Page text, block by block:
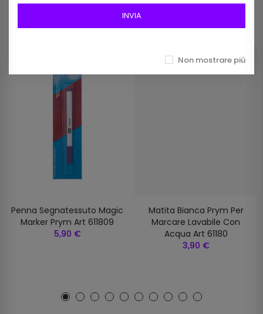
Prodotti della stessa categoria
Penna Segnatessuto Magic
Marker Prym Art 611809
5,90 €
Matita Bianca Prym Per
Marcare Lavabile Con
Acqua Art 61180
3,90 €
INVIA
Non mostrare più